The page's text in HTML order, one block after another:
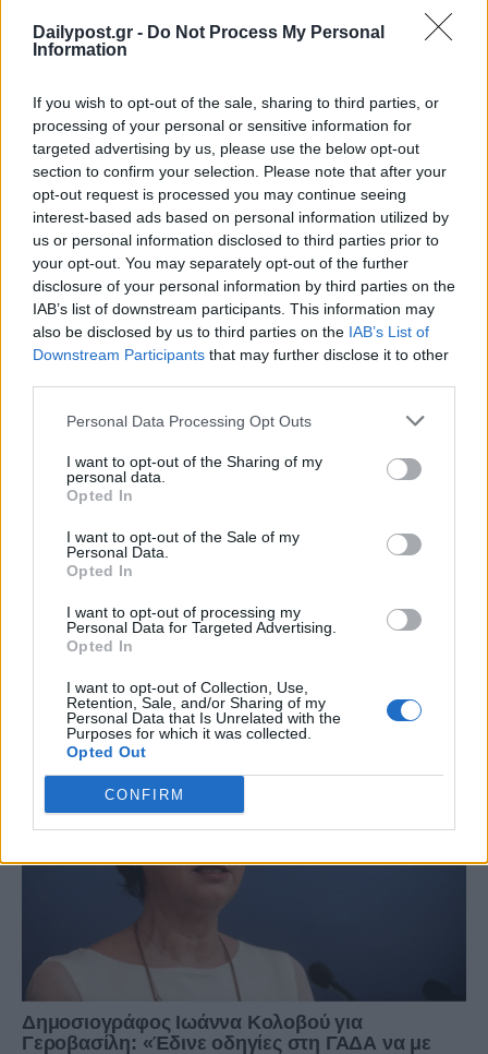
Dailypost.gr - Do Not Process My Personal
Information
If you wish to opt-out of the sale, sharing to third parties, or
processing of your personal or sensitive information for
targeted advertising by us, please use the below opt-out
section to confirm your selection. Please note that after your
opt-out request is processed you may continue seeing
interest-based ads based on personal information utilized by
us or personal information disclosed to third parties prior to
your opt-out. You may separately opt-out of the further
disclosure of your personal information by third parties on the
IAB’s list of downstream participants. This information may
also be disclosed by us to third parties on the IAB’s List of
Downstream Participants that may further disclose it to other
Personal Data Processing Opt Outs
I want to opt-out of the Sharing of my
personal data.
Opted In
I want to opt-out of the Sale of my
Personal Data.
Opted In
I want to opt-out of processing my
Personal Data for Targeted Advertising.
Opted In
I want to opt-out of Collection, Use,
Retention, Sale, and/or Sharing of my
Personal Data that Is Unrelated with the
Purposes for which it was collected.
Opted Out
CONFIRM